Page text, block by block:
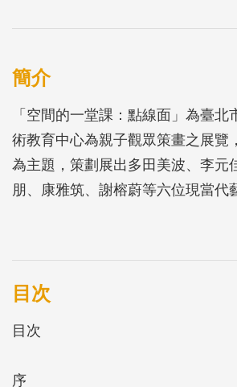
簡介
「空間的一堂課：點線面」為臺北
術教育中心為親子觀眾策畫之展覽
為主題，策劃展出多田美波、李元
朋、康雅筑、謝榕蔚等六位現當代
觀眾透過繪畫、雕塑、編織、空間
西方抽象表現主義藝術家康丁斯基(
構成藝術的三個基本元素：點、線
目次
目次
序